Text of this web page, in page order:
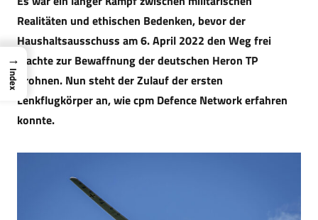
Realitäten und ethischen Bedenken, bevor der
Haushaltsausschuss am 6. April 2022 den Weg frei
machte zur Bewaffnung der deutschen Heron TP
Drohnen. Nun steht der Zulauf der ersten
Lenkflugkörper an, wie cpm Defence Network erfahren
konnte.
→
Index